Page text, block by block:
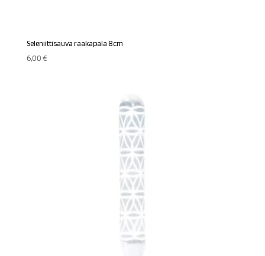
Seleniittisauva raakapala 8cm
6,00€